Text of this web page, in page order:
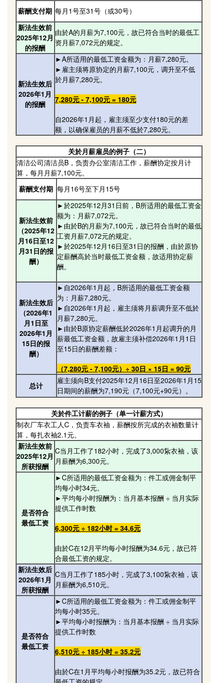
薪酬支付期 每月1号至31号（或30号）
新法生效前
2025年12月
的报酬
由於A的月薪为7,100元，故已符合当时的最低工
资月薪7,072元的规定。
新法生效后
2026年1月
的报酬
►A所适用的最低工资金额为：月薪7,280元。
►雇主须将原协定的月薪7,100元，调升至不低
於月薪7,280元。
7,280元 - 7,100元 = 180元
自2026年1月起，雇主须至少支付180元的差
额，以确保雇员的月薪不低於7,280元。
关於月薪雇员的例子（二）
清洁公司清洁员B，负责办公室清洁工作，薪酬协定按月计
算，每月月薪7,100元。
薪酬支付期 每月16号至下月15号
新法生效前
（2025年12
月16日至12
月31日的报
酬）
►於2025年12月31日前，B所适用的最低工资金
额为：月薪7,072元。
►由於B的月薪为7,100元，故已符合当时的最低
工资月薪7,072元的规定。
►於2025年12月16日至31日的报酬，由於原协
定薪酬高於当时最低工资金额，故适用协定薪
酬。
新法生效后
（2026年1
月1日至
2026年1月
15日的报
酬）
►自2026年1月起，B所适用的最低工资金额
为：月薪7,280元。
►自2026年1月起，雇主须将月薪调升至不低於
月薪7,280元。
►由於B原协定薪酬低於2026年1月起调升的月
薪最低工资金额，故雇主须补偿2026年1月1日
至15日的薪酬差额：
（7,280元 - 7,100元）÷ 30日 × 15日 = 90元
总计
雇主须向B支付2025年12月16日至2026年1月15
日期间的薪酬为7,190元（7,100元+90元）。
关於件工计薪的例子（单一计薪方式）
制衣厂车衣工人C，负责车衣袖，薪酬按所完成的衣袖数量计
算，每扎衣袖2.1元。
新法生效前
2025年12月
所获报酬
C当月工作了182小时，完成了3,000紥衣袖，该
月薪酬为6,300元。
是否符合
最低工资
►C所适用的最低工资金额为：件工或佣金制平
均每小时34元。
►平均每小时报酬为：当月基本报酬 ÷ 当月实际
提供工作时数
6,300元 ÷ 182小时 = 34.6元
由於C在12月平均每小时报酬为34.6元，故已符
合最低工资的规定。
新法生效后
2026年1月
所获报酬
C当月工作了185小时，完成了3,100紥衣袖，该
月薪酬为6,510元。
是否符合
最低工资
►C所适用的最低工资金额为：件工或佣金制平
均每小时35元。
►平均每小时报酬为：当月基本报酬 ÷ 当月实际
提供工作时数
6,510元 ÷ 185小时 = 35.2元
由於C在1月平均每小时报酬为35.2元，故已符合